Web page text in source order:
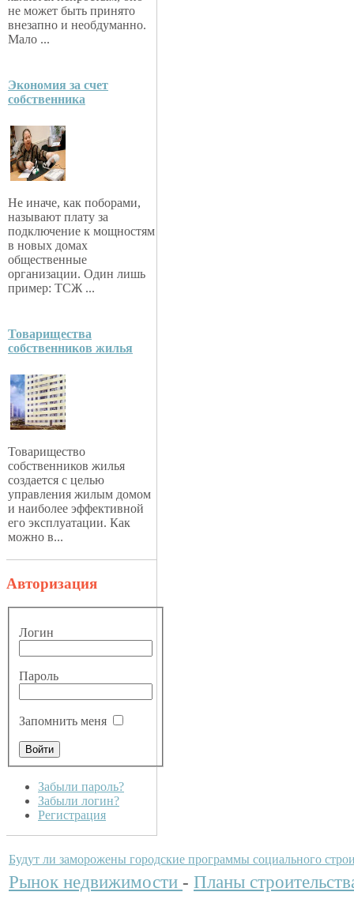
не может быть принято
внезапно и необдуманно.
Мало ...
Экономия за счет
собственника
Не иначе, как поборами,
называют плату за
подключение к мощностям
в новых домах
общественные
организации. Один лишь
пример: ТСЖ ...
Товарищества
собственников жилья
Товарищество
собственников жилья
создается с целью
управления жилым домом
и наиболее эффективной
его эксплуатации. Как
можно в...
Авторизация
Логин
Пароль
Запомнить меня
Забыли пароль?
Забыли логин?
Регистрация
Будут ли заморожены городские программы социального
Рынок недвижимости - Планы